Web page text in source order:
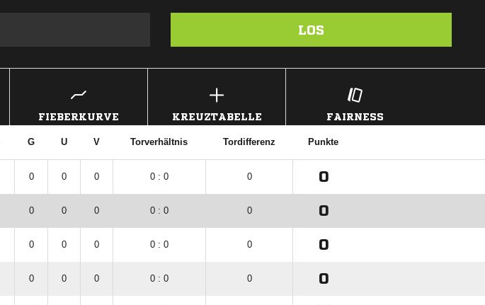
LOS
FIEBERKURVE KREUZTABELLE FAIRNESS
G U V Torverhältnis Tordifferenz Punkte
0 0 0 0 : 0 0 0
0 0 0 0 : 0 0 0
0 0 0 0 : 0 0 0
0 0 0 0 : 0 0 0